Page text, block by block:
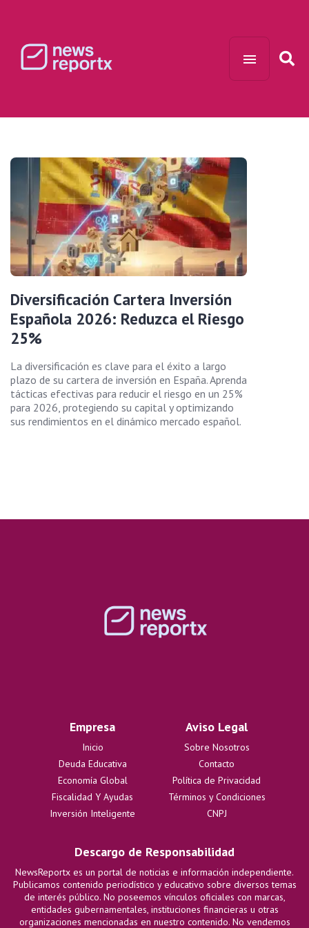
Diversificación Cartera Inversión
Española 2026: Reduzca el Riesgo
25%
La diversificación es clave para el éxito a largo
plazo de su cartera de inversión en España. Aprenda
tácticas efectivas para reducir el riesgo en un 25%
para 2026, protegiendo su capital y optimizando
sus rendimientos en el dinámico mercado español.
Empresa
Inicio
Deuda Educativa
Economía Global
Fiscalidad Y Ayudas
Inversión Inteligente
Aviso Legal
Sobre Nosotros
Contacto
Política de Privacidad
Términos y Condiciones
CNPJ
Descargo de Responsabilidad
NewsReportx es un portal de noticias e información independiente.
Publicamos contenido periodístico y educativo sobre diversos temas
de interés público. No poseemos vínculos oficiales con marcas,
entidades gubernamentales, instituciones financieras u otras
organizaciones mencionadas en nuestro contenido. No vendemos